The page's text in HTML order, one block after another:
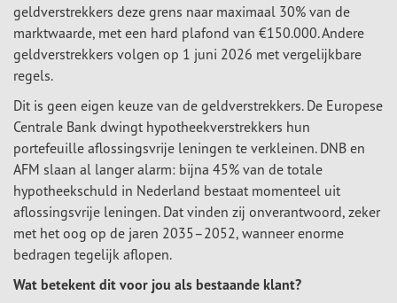
geldverstrekkers deze grens naar maximaal 30% van de
marktwaarde, met een hard plafond van €150.000. Andere
geldverstrekkers volgen op 1 juni 2026 met vergelijkbare
regels.
Dit is geen eigen keuze van de geldverstrekkers. De Europese
Centrale Bank dwingt hypotheekverstrekkers hun
portefeuille aflossingsvrije leningen te verkleinen. DNB en
AFM slaan al langer alarm: bijna 45% van de totale
hypotheekschuld in Nederland bestaat momenteel uit
aflossingsvrije leningen. Dat vinden zij onverantwoord, zeker
met het oog op de jaren 2035–2052, wanneer enorme
bedragen tegelijk aflopen.
Wat betekent dit voor jou als bestaande klant?